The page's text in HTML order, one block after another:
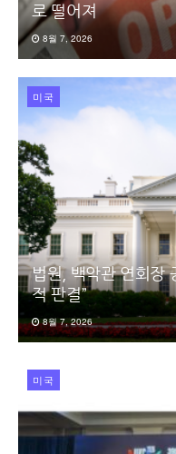
로 떨어져
8월 7, 2026
미국
법원, 백악관 연회장
적 판결”
8월 7, 2026
미국